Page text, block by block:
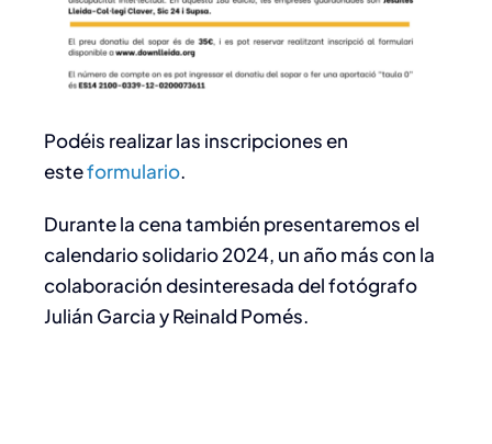
Podéis realizar las inscripciones en
esteformulario.
Durante la cena también presentaremos el
calendario solidario 2024, un año más con la
colaboración desinteresada del fotógrafo
Julián Garcia y Reinald Pomés.